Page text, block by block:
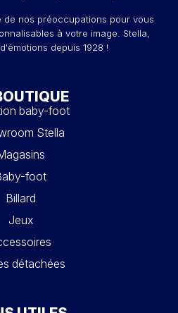
de nos préoccupations pour vous
à votre image. Stella,
depuis 1928 !
baby-foot
Stella
foot
Billard
Jeux
détachées